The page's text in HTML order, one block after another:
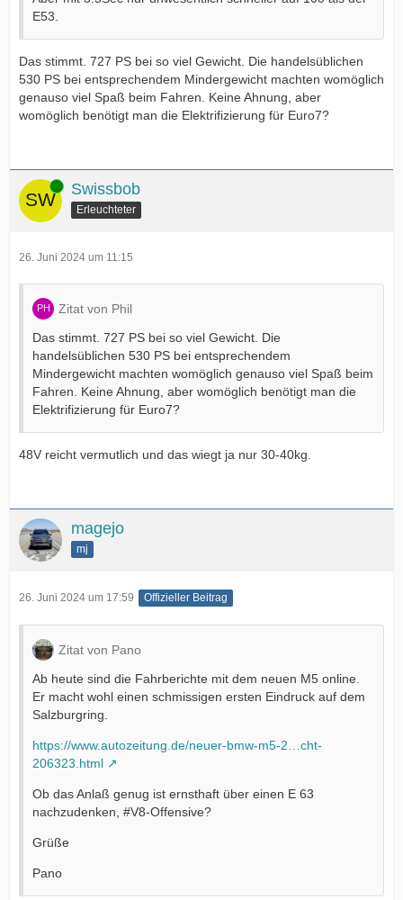
E53.
Das stimmt. 727 PS bei so viel Gewicht. Die handelsüblichen
530 PS bei entsprechendem Mindergewicht machten womöglich
genauso viel Spaß beim Fahren. Keine Ahnung, aber
womöglich benötigt man die Elektrifizierung für Euro7?
Online Swissbob
Erleuchteter
26. Juni 2024 um 11:15
Zitat von Phil
Das stimmt. 727 PS bei so viel Gewicht. Die
handelsüblichen 530 PS bei entsprechendem
Mindergewicht machten womöglich genauso viel Spaß beim
Fahren. Keine Ahnung, aber womöglich benötigt man die
Elektrifizierung für Euro7?
48V reicht vermutlich und das wiegt ja nur 30-40kg.
magejo
mj
26. Juni 2024 um 17:59 Offizieller Beitrag
Zitat von Pano
Ab heute sind die Fahrberichte mit dem neuen M5 online.
Er macht wohl einen schmissigen ersten Eindruck auf dem
Salzburgring.
https://www.autozeitung.de/neuer-bmw-m5-2…cht-
206323.html
Ob das Anlaß genug ist ernsthaft über einen E 63
nachzudenken, #V8-Offensive?
Grüße
Pano